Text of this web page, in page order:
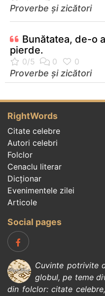
Proverbe și zicători
Bunătatea, de-o
pierde.
Proverbe și zicători
RightWords
Citate celebre
Autori celebri
Folclor
Cenaclu literar
Dicționar
Evenimentele zilei
Articole
Social pages
Cuvinte potrivite
globul, pe teme
din folclor:citate celebre,